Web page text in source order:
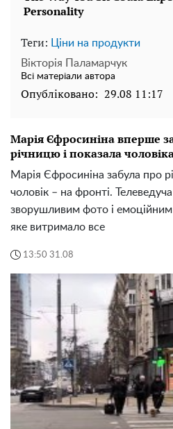
Теги: Ціни на продукти
Вікторія Паламарчук
Всі матеріали автора
Опубліковано: 29.08 11:17
Марія Єфросиніна вперше
річницю і показала
Марія Єфросиніна забула про
чоловік – на фронті.
зворушливим фото і
яке витримало все
13:50 31.08